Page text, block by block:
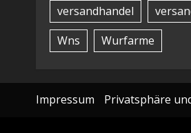
versandhandel
Wns
Wurfarme
Impressum Privatsphäre